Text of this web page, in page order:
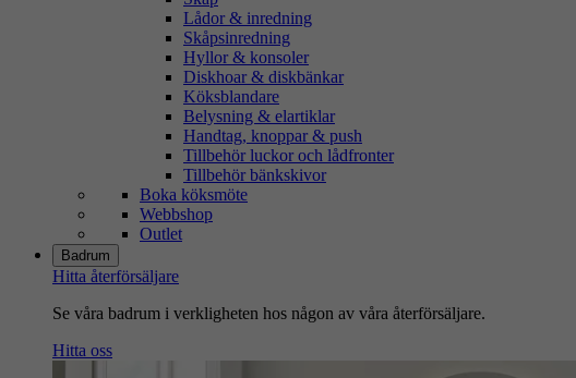
Lådor & inredning
Skåpsinredning
Hyllor & konsoler
Diskhoar & diskbänkar
Köksblandare
Belysning & elartiklar
Handtag, knoppar & push
Tillbehör luckor och lådfronter
Tillbehör bänkskivor
Boka köksmöte
Webbshop
Outlet
Badrum
Hitta återförsäljare
Se våra badrum i verkligheten hos någon av våra återförsäljare.
Hitta oss